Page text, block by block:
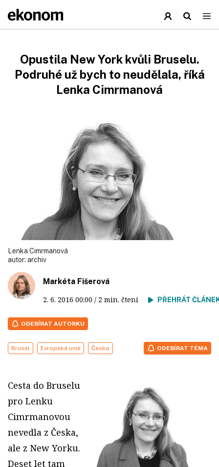
Opustila New York kvůli Bruselu.
Podruhé už bych to neudělala, říká
Lenka Cimrmanová
Lenka Cimrmanová
autor: archiv
Markéta Fišerová
2. 6. 2016 00:00 / 2 min. čtení PŘEHRÁT
ODEBÍRAT AUTORKU
Brusel Evropská unie Česko ODEBÍRAT TÉMA
Cesta do Bruselu
pro Lenku
Cimrmanovou
nevedla z Česka,
ale z New Yorku.
Deset let tam